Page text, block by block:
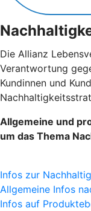
Die Allianz
Verantwortung
Kundinnen und
Allgemeine und
um das Thema
Infos zur
Allgemeine Infos
Infos auf